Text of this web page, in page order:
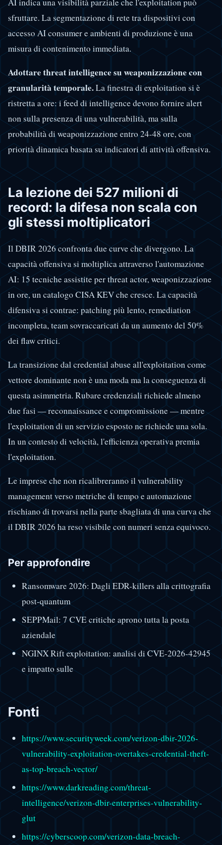
sfruttare. La segmentazione di rete tra dispositivi con
accesso AI consumer e ambienti di produzione è una
misura di contenimento immediata.
Adottare threat intelligence su weaponizzazione con
granularità temporale.La finestra di exploitation si è
ristretta a ore: i feed di intelligence devono fornire alert
non sulla presenza di una vulnerabilità, ma sulla
probabilità di weaponizzazione entro 24-48 ore, con
priorità dinamica basata su indicatori di attività offensiva.
La lezione dei 527 milioni di
record: la difesa non scala con
gli stessi moltiplicatori
Il DBIR 2026 confronta due curve che divergono. La
capacità offensiva si moltiplica attraverso l'automazione
AI: 15 tecniche assistite per threat actor, weaponizzazione
in ore, un catalogo CISA KEV che cresce. La capacità
difensiva si contrae: patching più lento, remediation
incompleta, team sovraccaricati da un aumento del 50%
dei flaw critici.
La transizione dal credential abuse all'exploitation come
vettore dominante non è una moda ma la conseguenza di
questa asimmetria. Rubare credenziali richiede almeno
due fasi — reconnaissance e compromissione — mentre
l'exploitation di un servizio esposto ne richiede una sola.
In un contesto di velocità, l'efficienza operativa premia
l'exploitation.
Le imprese che non ricalibreranno il vulnerability
management verso metriche di tempo e automazione
rischiano di trovarsi nella parte sbagliata di una curva che
il DBIR 2026 ha reso visibile con numeri senza equivoco.
Per approfondire
Ransomware 2026: Dagli EDR-killers alla crittografia
post-quantum
SEPPMail: 7 CVE critiche aprono tutta la posta
aziendale
NGINX Rift exploitation: analisi di CVE-2026-42945
e impatto sulle
Fonti
https://www.securityweek.com/verizon-dbir-2026-
vulnerability-exploitation-overtakes-credential-theft-
as-top-breach-vector/
https://www.darkreading.com/threat-
intelligence/verizon-dbir-enterprises-vulnerability-
glut
https://cyberscoop.com/verizon-data-breach-